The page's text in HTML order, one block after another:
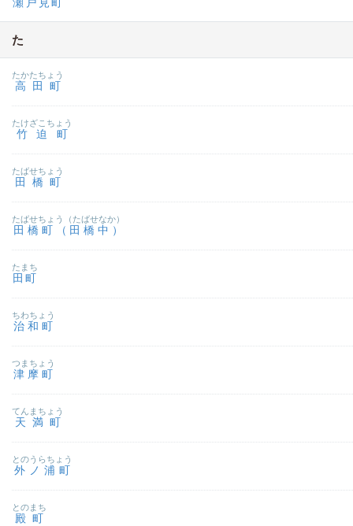
た
高田町
たかたちょう
竹迫町
たけざこちょう
田橋町
たばせちょう
田橋町（田橋中）
たばせちょう（たばせなか）
田町
たまち
治和町
ちわちょう
津摩町
つまちょう
天満町
てんまちょう
外ノ浦町
とのうらちょう
殿町
とのまち